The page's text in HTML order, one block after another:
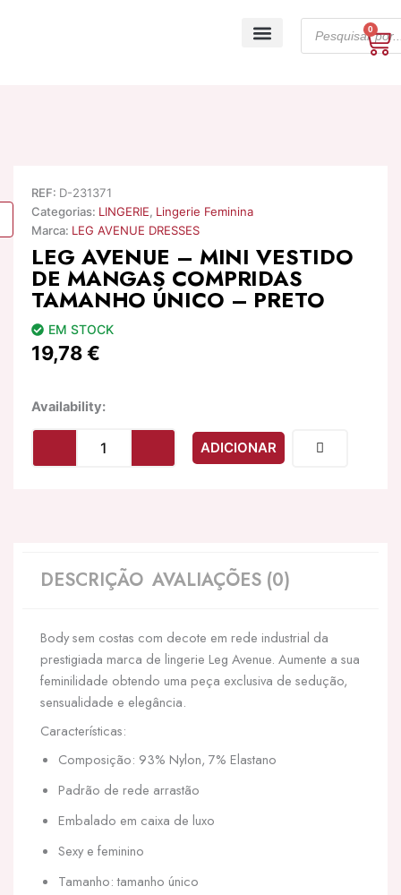
search
0
REF: D-231371
Categorias: LINGERIE, Lingerie Feminina
Marca: LEG AVENUE DRESSES
LEG AVENUE – MINI VESTIDO
DE MANGAS COMPRIDAS
TAMANHO ÚNICO – PRETO
EM STOCK
19,78€
Availability:Quantidade
AVENUE
COMPRIDAS
TAMANHO
PRETO
ADICIONAR
DESCRIÇÃO AVALIAÇÕES (0)
Body sem costas com decote em rede industrial da
prestigiada marca de lingerie Leg Avenue. Aumente a sua
feminilidade obtendo uma peça exclusiva de sedução,
sensualidade e elegância.
Características:
Composição: 93% Nylon, 7% Elastano
Padrão de rede arrastão
Embalado em caixa de luxo
Sexy e feminino
Tamanho: tamanho único